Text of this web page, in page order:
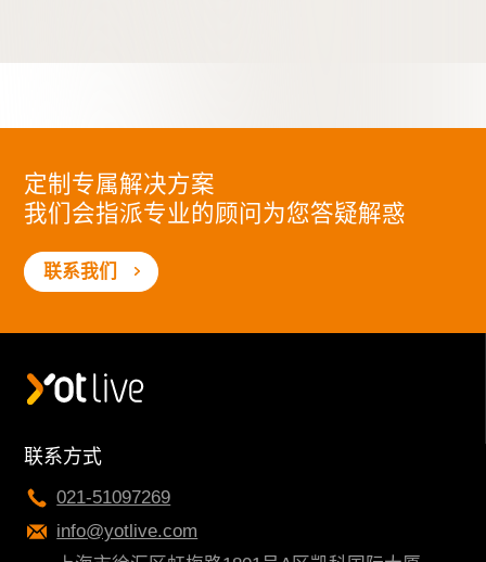
定制专属解决方案
我们会指派专业的顾问为您答疑解惑
联系我们
联系方式
021-51097269
info@yotlive.com